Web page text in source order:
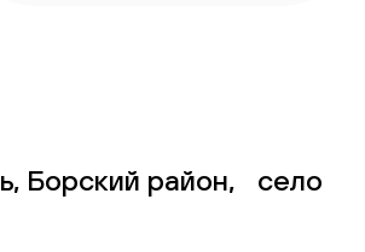
Борский район, село